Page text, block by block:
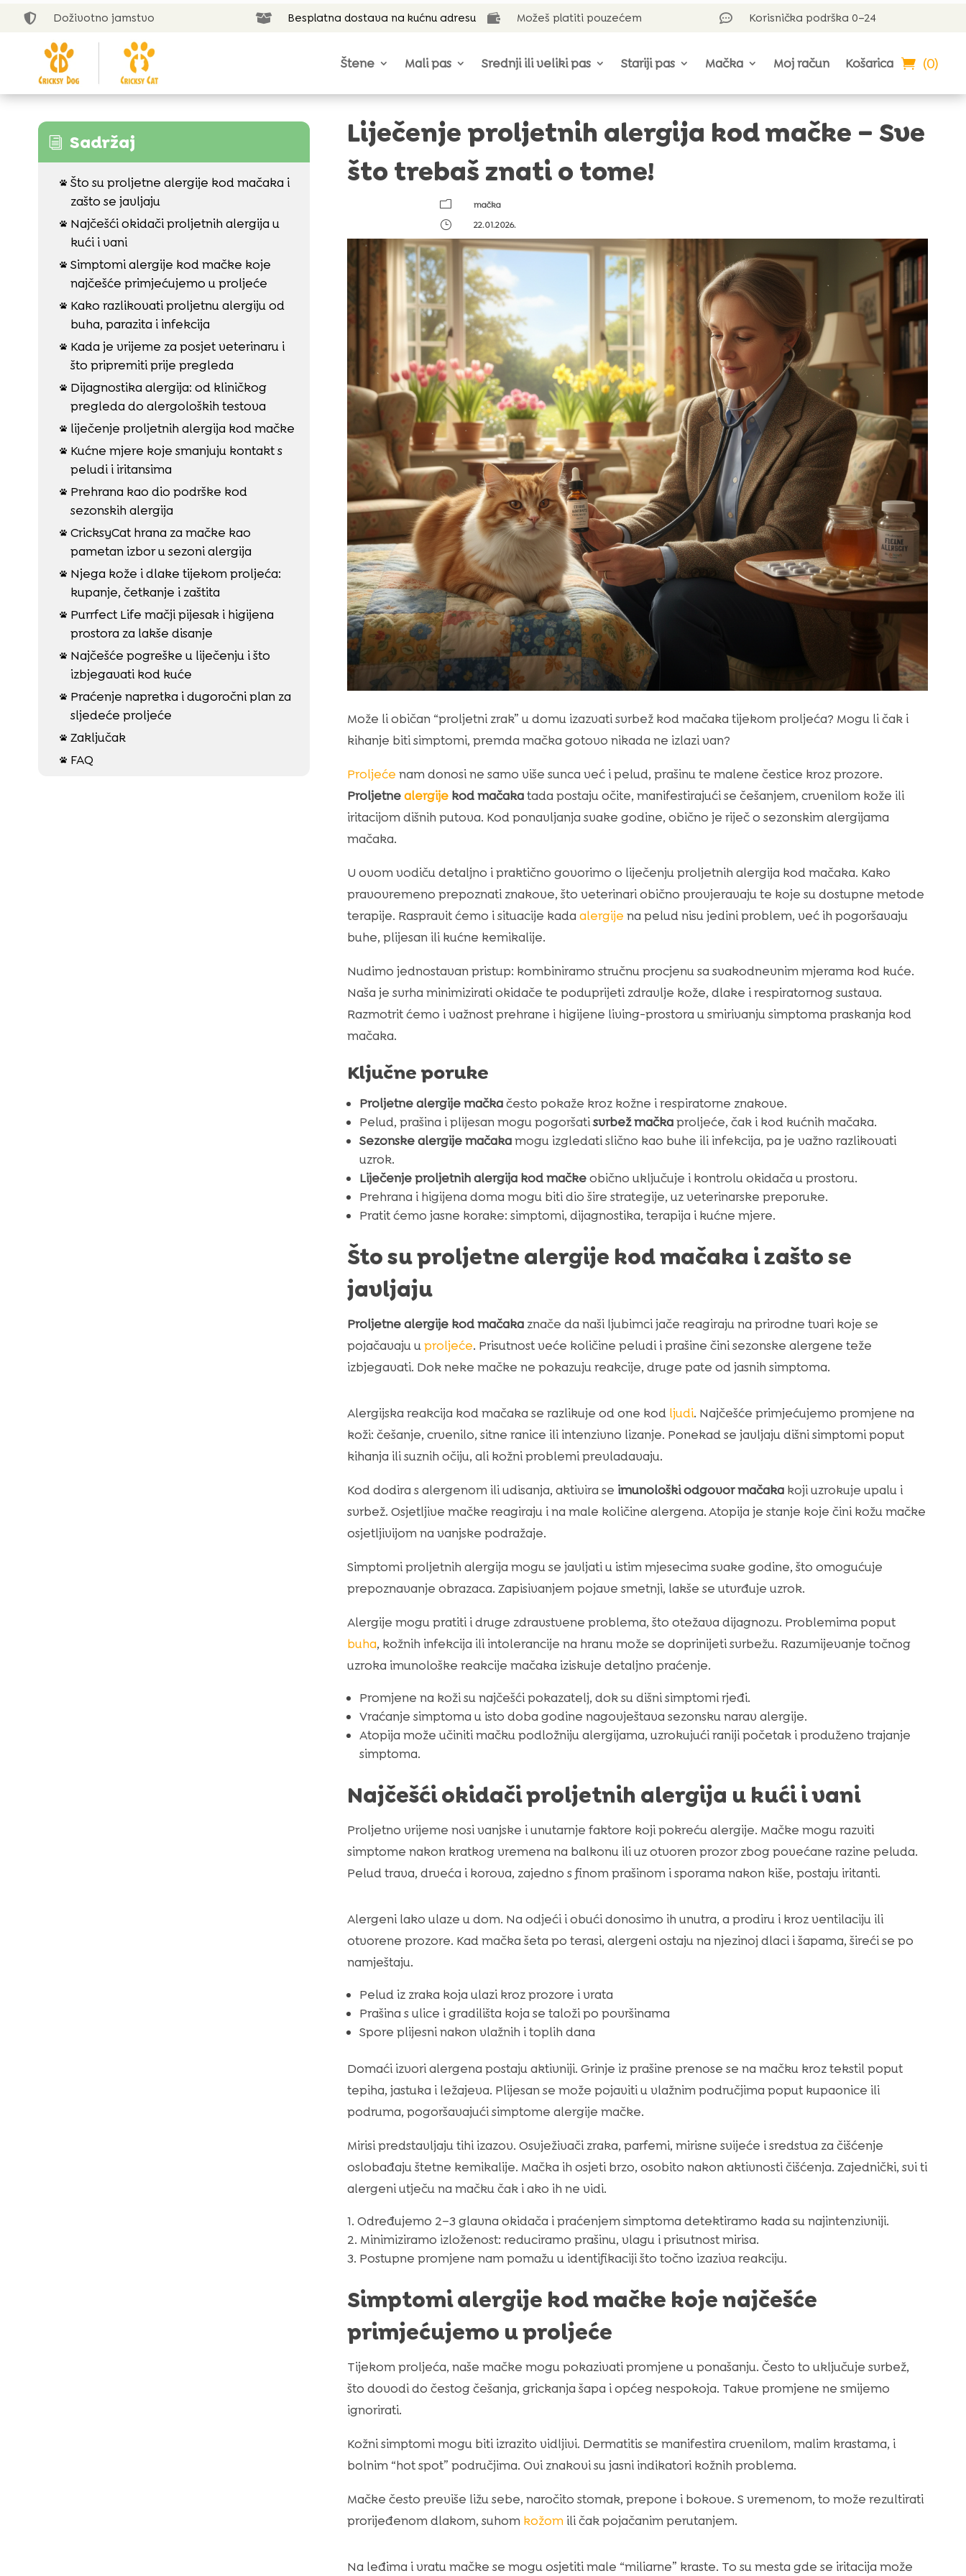
 Doživotno jamstvo  Besplatna dostava na kućnu adresu  Možeš platiti pouzećem  Korisnička podrška 0–24
Štene Mali pas Srednji ili veliki pas Stariji pas Mačka Moj račun Košarica (0)
i Sadržaj
 Što su proljetne alergije kod mačaka i
zašto se javljaju

Najčešći okidači proljetnih alergija u
kući i vani
 Simptomi alergije kod mačke koje
najčešće primjećujemo u proljeće

Kako razlikovati proljetnu alergiju od
buha, parazita i infekcija

Kada je vrijeme za posjet veterinaru i
što pripremiti prije pregleda

Dijagnostika alergija: od kliničkog
pregleda do alergoloških testova
 liječenje proljetnih alergija kod mačke

Kućne mjere koje smanjuju kontakt s
peludi i iritansima

Prehrana kao dio podrške kod
sezonskih alergija
 CricksyCat hrana za mačke kao
pametan izbor u sezoni alergija

Njega kože i dlake tijekom proljeća:
kupanje, četkanje i zaštita

Purrfect Life mačji pijesak i higijena
prostora za lakše disanje

Najčešće pogreške u liječenju i što
izbjegavati kod kuće

Praćenje napretka i dugoročni plan za
sljedeće proljeće
 Zaključak
 FAQ
Liječenje proljetnih alergija kod mačke – Sve
što trebaš znati o tome!
m
mačka
}
22.01.2026.
Može li običan “proljetni zrak” u domu izazvati svrbež kod mačaka tijekom proljeća? Mogu li čak i
kihanje biti simptomi, premda mačka gotovo nikada ne izlazi van?
Proljeće nam donosi ne samo više sunca već i pelud, prašinu te malene čestice kroz prozore.
Proljetnealergijekod mačakatada postaju očite, manifestirajući se češanjem, crvenilom kože ili
iritacijom dišnih putova. Kod ponavljanja svake godine, obično je riječ o sezonskim alergijama
mačaka.
U ovom vodiču detaljno i praktično govorimo o liječenju proljetnih alergija kod mačaka. Kako
pravovremeno prepoznati znakove, što veterinari obično provjeravaju te koje su dostupne metode
terapije. Raspravit ćemo i situacije kada alergije na pelud nisu jedini problem, već ih pogoršavaju
buhe, plijesan ili kućne kemikalije.
Nudimo jednostavan pristup: kombiniramo stručnu procjenu sa svakodnevnim mjerama kod kuće.
Naša je svrha minimizirati okidače te poduprijeti zdravlje kože, dlake i respiratornog sustava.
Razmotrit ćemo i važnost prehrane i higijene living-prostora u smirivanju simptoma praskanja kod
mačaka.
Ključne poruke
Proljetne alergije mačkačesto pokaže kroz kožne i respiratorne znakove.
Pelud, prašina i plijesan mogu pogoršatisvrbež mačkaproljeće, čak i kod kućnih mačaka.
Sezonske alergije mačakamogu izgledati slično kao buhe ili infekcija, pa je važno razlikovati
uzrok.
Liječenje proljetnih alergija kod mačkeobično uključuje i kontrolu okidača u prostoru.
Prehrana i higijena doma mogu biti dio šire strategije, uz veterinarske preporuke.
Pratit ćemo jasne korake: simptomi, dijagnostika, terapija i kućne mjere.
Što su proljetne alergije kod mačaka i zašto se
javljaju
Proljetne alergije kod mačakaznače da naši ljubimci jače reagiraju na prirodne tvari koje se
pojačavaju uproljeće. Prisutnost veće količine peludi i prašine čini sezonske alergene teže
izbjegavati. Dok neke mačke ne pokazuju reakcije, druge pate od jasnih simptoma.
Alergijska reakcija kod mačaka se razlikuje od one kod ljudi. Najčešće primjećujemo promjene na
koži: češanje, crvenilo, sitne ranice ili intenzivno lizanje. Ponekad se javljaju dišni simptomi poput
kihanja ili suznih očiju, ali kožni problemi prevladavaju.
Kod dodira s alergenom ili udisanja, aktivira se imunološki odgovor mačakakoji uzrokuje upalu i
svrbež. Osjetljive mačke reagiraju i na male količine alergena. Atopija je stanje koje čini kožu mačke
osjetljivijom na vanjske podražaje.
Simptomi proljetnih alergija mogu se javljati u istim mjesecima svake godine, što omogućuje
prepoznavanje obrazaca. Zapisivanjem pojave smetnji, lakše se utvrđuje uzrok.
Alergije mogu pratiti i druge zdravstvene problema, što otežava dijagnozu. Problemima poput
buha, kožnih infekcija ili intolerancije na hranu može se doprinijeti svrbežu. Razumijevanje točnog
uzroka imunološke reakcije mačaka iziskuje detaljno praćenje.
Promjene na koži su najčešći pokazatelj, dok su dišni simptomi rjeđi.
Vraćanje simptoma u isto doba godine nagovještava sezonsku narav alergije.
Atopija može učiniti mačku podložniju alergijama, uzrokujući raniji početak i produženo trajanje
simptoma.
Najčešći okidači proljetnih alergija u kući i vani
Proljetno vrijeme nosi vanjske i unutarnje faktore koji pokreću alergije. Mačke mogu razviti
simptome nakon kratkog vremena na balkonu ili uz otvoren prozor zbog povećane razine peluda.
Pelud trava, drveća i korova, zajedno s finom prašinom i sporama nakon kiše, postaju iritanti.
Alergeni lako ulaze u dom. Na odjeći i obući donosimo ih unutra, a prodiru i kroz ventilaciju ili
otvorene prozore. Kad mačka šeta po terasi, alergeni ostaju na njezinoj dlaci i šapama, šireći se po
namještaju.
Pelud iz zraka koja ulazi kroz prozore i vrata
Prašina s ulice i gradilišta koja se taloži po površinama
Spore plijesni nakon vlažnih i toplih dana
Domaći izvori alergena postaju aktivniji. Grinje iz prašine prenose se na mačku kroz tekstil poput
tepiha, jastuka i ležajeva. Plijesan se može pojaviti u vlažnim područjima poput kupaonice ili
podruma, pogoršavajući simptome alergije mačke.
Mirisi predstavljaju tihi izazov. Osvježivači zraka, parfemi, mirisne svijeće i sredstva za čišćenje
oslobađaju štetne kemikalije. Mačka ih osjeti brzo, osobito nakon aktivnosti čišćenja. Zajednički, svi ti
alergeni utječu na mačku čak i ako ih ne vidi.
Određujemo 2–3 glavna okidača i praćenjem simptoma detektiramo kada su najintenzivniji.
Minimiziramo izloženost: reduciramo prašinu, vlagu i prisutnost mirisa.
Postupne promjene nam pomažu u identifikaciji što točno izaziva reakciju.
Simptomi alergije kod mačke koje najčešće
primjećujemo u proljeće
Tijekom proljeća, naše mačke mogu pokazivati promjene u ponašanju. Često to uključuje svrbež,
što dovodi do čestog češanja, grickanja šapa i općeg nespokoja. Takve promjene ne smijemo
ignorirati.
Kožni simptomi mogu biti izrazito vidljivi. Dermatitis se manifestira crvenilom, malim krastama, i
bolnim “hot spot” područjima. Ovi znakovi su jasni indikatori kožnih problema.
Mačke često previše ližu sebe, naročito stomak, prepone i bokove. S vremenom, to može rezultirati
prorijeđenom dlakom, suhom kožom ili čak pojačanim perutanjem.
Na leđima i vratu mačke se mogu osjetiti male “miliarne” kraste. To su mesta gde se iritacija može